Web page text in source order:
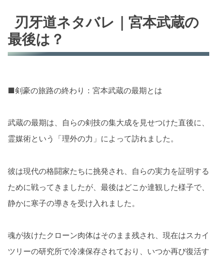
刃牙道ネタバレ｜宮本武蔵の
最後は？
■剣豪の旅路の終わり：宮本武蔵の最期とは
武蔵の最期は、自らの剣技の集大成を見せつけた直後に、
霊媒術という「理外の力」によって訪れました。
彼は現代の格闘家たちに挑発され、自らの実力を証明する
ために戦ってきましたが、最後はどこか達観した様子で、
静かに寒子の導きを受け入れました。
魂が抜けたクローン肉体はそのまま残され、現在はスカイ
ツリーの研究所で冷凍保存されており、いつか再び復活す